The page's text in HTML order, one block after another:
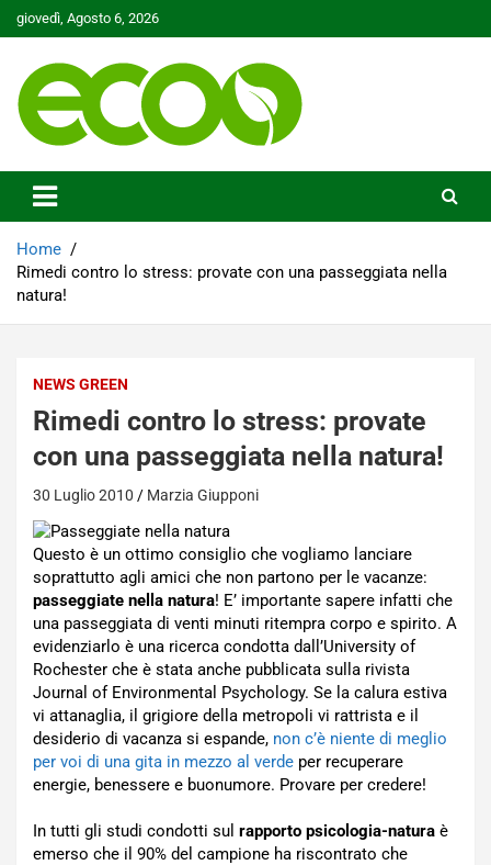
Skip
to
giovedì, Agosto 6, 2026
Ecoo.it
Home
Rimedi contro lo stress: provate con una passeggiata nella
natura!
NEWS GREEN
Rimedi contro lo stress: provate
con una passeggiata nella natura!
30 Luglio 2010 Marzia Giupponi
Questo è un ottimo consiglio che vogliamo lanciare
soprattutto agli amici che non partono per le vacanze:
passeggiate nella natura! E’ importante sapere infatti che
una passeggiata di venti minuti ritempra corpo e spirito. A
evidenziarlo è una ricerca condotta dall’University of
Rochester che è stata anche pubblicata sulla rivista
Journal of Environmental Psychology. Se la calura estiva
vi attanaglia, il grigiore della metropoli vi rattrista e il
desiderio di vacanza si espande, non c’è niente di meglio
per voi di una gita in mezzo al verde per recuperare
energie, benessere e buonumore. Provare per credere!
In tutti gli studi condotti sul rapporto psicologia-natura è
emerso che il 90% del campione ha riscontrato che